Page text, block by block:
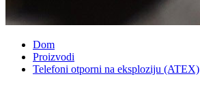
Dom
Proizvodi
Telefoni otporni na eksploziju (ATEX)